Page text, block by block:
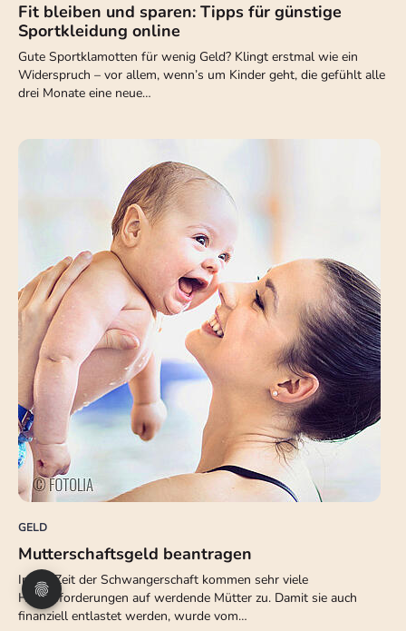
Fit bleiben und sparen: Tipps für günstige
Sportkleidung online
Gute Sportklamotten für wenig Geld? Klingt erstmal wie ein
Widerspruch – vor allem, wenn’s um Kinder geht, die gefühlt alle
drei Monate eine neue…
GELD
Mutterschaftsgeld beantragen
In der Zeit der Schwangerschaft kommen sehr viele
Herausforderungen auf werdende Mütter zu. Damit sie auch
finanziell entlastet werden, wurde vom…